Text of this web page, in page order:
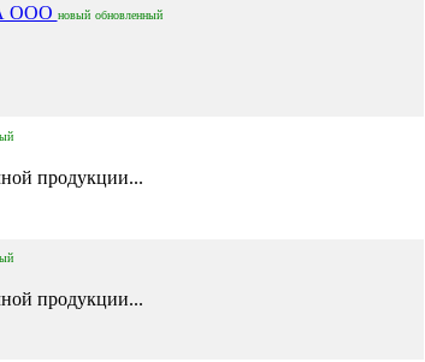
ООО новый обновленный
продукции...
продукции...